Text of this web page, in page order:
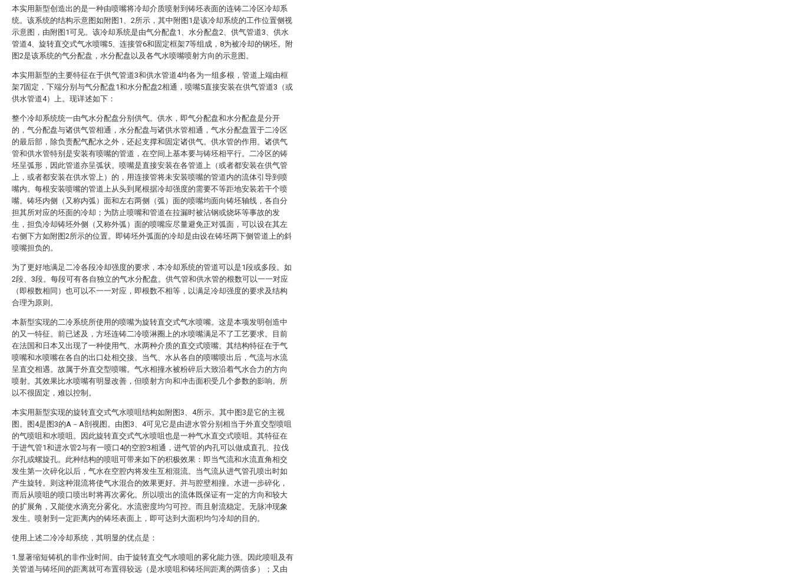
本实用新型创造出的是一种由喷嘴将冷却介质喷射到铸坯表面的连铸二冷区冷却系
统。该系统的结构示意图如附图1、2所示，其中附图1是该冷却系统的工作位置侧视
示意图，由附图1可见。该冷却系统是由气分配盘1、水分配盘2、供气管道3、供水
管道4、旋转直交式气水喷嘴5、连接管6和固定框架7等组成，8为被冷却的钢坯。附
图2是该系统的气分配盘，水分配盘以及各气水喷嘴喷射方向的示意图。
本实用新型的主要特征在于供气管道3和供水管道4均各为一组多根，管道上端由框
架7固定，下端分别与气分配盘1和水分配盘2相通，喷嘴5直接安装在供气管道3（或
供水管道4）上。现详述如下：
整个冷却系统统一由气水分配盘分别供气。供水，即气分配盘和水分配盘是分开
的，气分配盘与诸供气管相通，水分配盘与诸供水管相通，气水分配盘置于二冷区
的最后部，除负责配气配水之外，还起支撑和固定诸供气。供水管的作用。诸供气
管和供水管特别是安装有喷嘴的管道，在空间上基本要与铸坯相平行。二冷区的铸
坯呈弧形，因此管道亦呈弧状。喷嘴是直接安装在各管道上（或者都安装在供气管
上，或者都安装在供水管上）的，用连接管将未安装喷嘴的管道内的流体引导到喷
嘴内。每根安装喷嘴的管道上从头到尾根据冷却强度的需要不等距地安装若干个喷
嘴。铸坯内侧（又称内弧）面和左右两侧（弧）面的喷嘴均面向铸坯轴线，各自分
担其所对应的坯面的冷却；为防止喷嘴和管道在拉漏时被沾钢或烧坏等事故的发
生，担负冷却铸坯外侧（又称外弧）面的喷嘴应尽量避免正对弧面，可以设在其左
右侧下方如附图2所示的位置。即铸坯外弧面的冷却是由设在铸坯两下侧管道上的斜
喷嘴担负的。
为了更好地满足二冷各段冷却强度的要求，本冷却系统的管道可以是1段或多段。如
2段、3段。每段可有各自独立的气水分配盘。供气管和供水管的根数可以一一对应
（即根数相同）也可以不一一对应，即根数不相等，以满足冷却强度的要求及结构
合理为原则。
本新型实现的二冷系统所使用的喷嘴为旋转直交式气水喷嘴。这是本项发明创造中
的又一特征。前已述及，方坯连铸二冷喷淋圈上的水喷嘴满足不了工艺要求。目前
在法国和日本又出现了一种使用气、水两种介质的直交式喷嘴。其结构特征在于气
喷嘴和水喷嘴在各自的出口处相交接。当气、水从各自的喷嘴喷出后，气流与水流
呈直交相遇。故属于外直交型喷嘴。气水相撞水被粉碎后大致沿着气水合力的方向
喷射。其效果比水喷嘴有明显改善，但喷射方向和冲击面积受几个参数的影响。所
以不很固定，难以控制。
本实用新型实现的旋转直交式气水喷咀结构如附图3、4所示。其中图3是它的主视
图。图4是图3的A－A剖视图。由图3、4可见它是由进水管分别相当于外直交型喷咀
的气喷咀和水喷咀。因此旋转直交式气水喷咀也是一种气水直交式喷咀。其特征在
于进气管1和进水管2与有一喷口4的空腔3相通，进气管的内孔可以做成直孔、拉伐
尔孔或螺旋孔。此种结构的喷咀可带来如下的积极效果：即当气流和水流直角相交
发生第一次碎化以后，气水在空腔内将发生互相混流。当气流从进气管孔喷出时如
产生旋转。则这种混流将使气水混合的效果更好。并与腔壁相撞。水进一步碎化，
而后从喷咀的喷口喷出时将再次雾化。所以喷出的流体既保证有一定的方向和较大
的扩展角，又能使水滴充分雾化。水流密度均匀可控。而且射流稳定。无脉冲现象
发生。喷射到一定距离内的铸坯表面上，即可达到大面积均匀冷却的目的。
使用上述二冷冷却系统，其明显的优点是：
1.显著缩短铸机的非作业时间。由于旋转直交气水喷咀的雾化能力强。因此喷咀及有
关管道与铸坯间的距离就可布置得较远（是水喷咀和铸坯间距离的两倍多）；又由